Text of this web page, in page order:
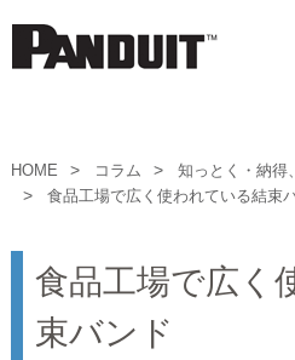
HOME コラム
知っとく・納得
食品工場で広く使われている結束
食品工場で広く
束バンド